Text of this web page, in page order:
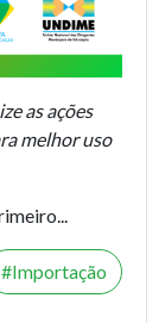
as ações
melhor uso
Importação